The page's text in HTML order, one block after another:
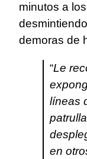
minutos a
demoras de
“Le
líneas
en